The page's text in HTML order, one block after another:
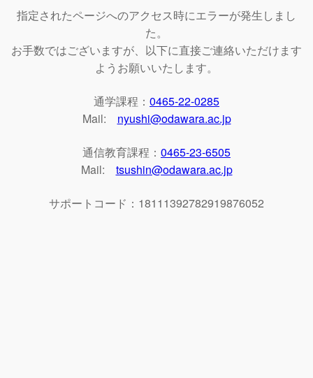
指定されたページへのアクセス時にエラーが発生しまし
た。
お手数ではございますが、以下に直接ご連絡いただけます
ようお願いいたします。
通学課程： 0465-22-0285
Mail: nyushi@odawara.ac.jp
通信教育課程： 0465-23-6505
Mail: tsushin@odawara.ac.jp
サポートコード：18111392782919876052